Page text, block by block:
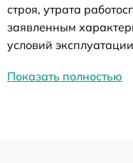
строя, утрата
заявленным
условий
Показать полностью